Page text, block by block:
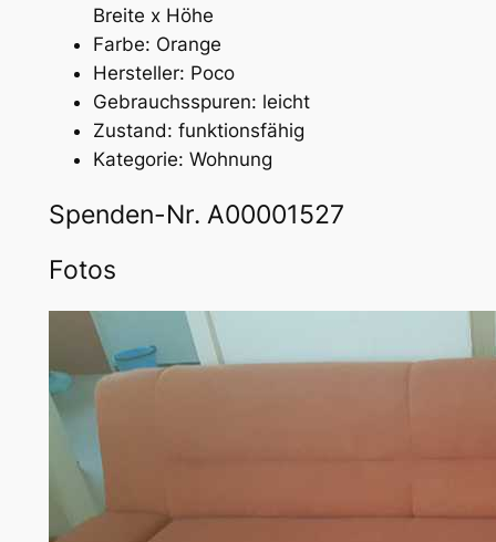
Breite x Höhe
Farbe: Orange
Hersteller: Poco
Gebrauchsspuren: leicht
Zustand: funktionsfähig
Kategorie: Wohnung
Spenden-Nr. A00001527
Fotos